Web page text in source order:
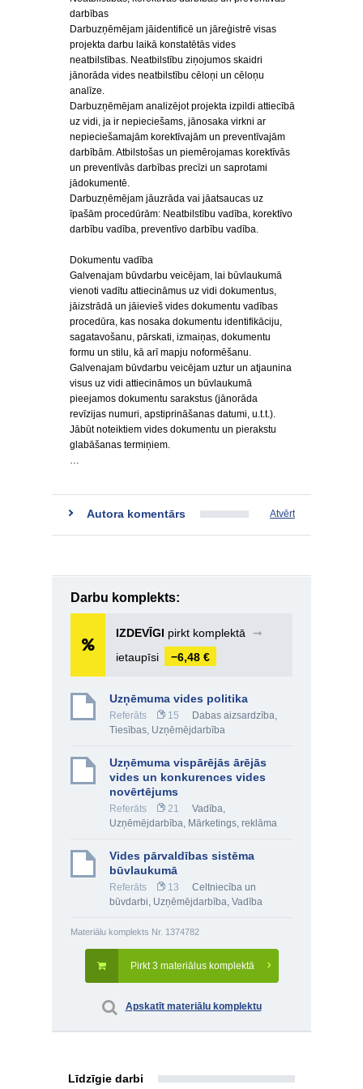
darbības
Darbuzņēmējam jāidentificē un jāreģistrē visas
projekta darbu laikā konstatētās vides
neatbilstības. Neatbilstību ziņojumos skaidri
jānorāda vides neatbilstību cēloņi un cēloņu
analīze.
Darbuzņēmējam analizējot projekta izpildi attiecībā
uz vidi, ja ir nepieciešams, jānosaka virkni ar
nepieciešamajām korektīvajām un preventīvajām
darbībām. Atbilstošas un piemērojamas korektīvās
un preventīvās darbības precīzi un saprotami
jādokumentē.
Darbuzņēmējam jāuzrāda vai jāatsaucas uz
īpašām procedūrām: Neatbilstību vadība, korektīvo
darbību vadība, preventīvo darbību vadība.
Dokumentu vadība
Galvenajam būvdarbu veicējam, lai būvlaukumā
vienoti vadītu attiecināmus uz vidi dokumentus,
jāizstrādā un jāievieš vides dokumentu vadības
procedūra, kas nosaka dokumentu identifikāciju,
sagatavošanu, pārskati, izmaiņas, dokumentu
formu un stilu, kā arī mapju noformēšanu.
Galvenajam būvdarbu veicējam uztur un atjaunina
visus uz vidi attiecināmos un būvlaukumā
pieejamos dokumentu sarakstus (jānorāda
revīzijas numuri, apstiprināšanas datumi, u.t.t.).
Jābūt noteiktiem vides dokumentu un pierakstu
glabāšanas termiņiem.
…
Autora komentārs Atvērt
Darbu komplekts:
IZDEVĪGI pirkt komplektā
➞
ietaupīsi
−6,48 €
Uzņēmuma vides politika
Referāts 15 Dabas aizsardzība,
Tiesības, Uzņēmējdarbība
Uzņēmuma vispārējās ārējās
vides un konkurences vides
novērtējums
Referāts 21 Vadība,
Uzņēmējdarbība, Mārketings, reklāma
Vides pārvaldības sistēma
būvlaukumā
Referāts 13
Celtniecība un
būvdarbi, Uzņēmējdarbība, Vadība
Materiālu komplekts Nr. 1374782
Pirkt 3 materiālus komplektā
Apskatīt materiālu komplektu
Līdzīgie darbi